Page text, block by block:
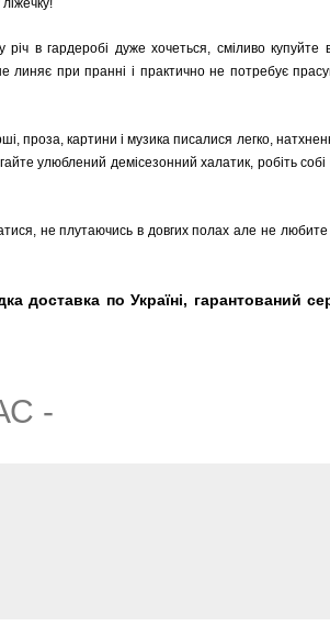
в гардеробі дуже хочеться, сміливо купуйте
при пранні і практично не потребує
проза, картини і музика писалися легко,
улюблений демісезонний халатик, робіть собі
не плутаючись в довгих полах але не любите
доставка по Україні, гарантований
-